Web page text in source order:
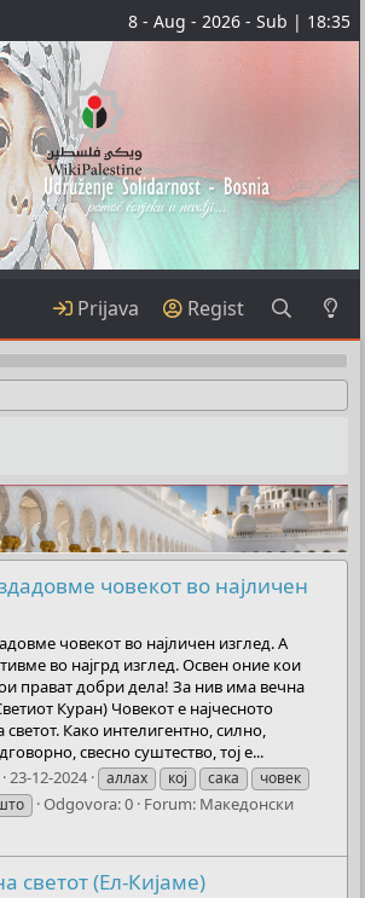
8 - Aug - 2026 - Sub | 18:35
Prijava Regist
човекот во најличен
човекот во најличен изглед. А
во најгрд изглед. Освен оние кои
прават добри дела! За нив има вечна
Куран) Човекот е најчесното
светот. Како интелигентно, силно,
свесно суштество, тој е...
23-12-2024 аллах кој сака
човек
Odgovora: 0 Forum: Македонски
светот (Ел-Кијаме)